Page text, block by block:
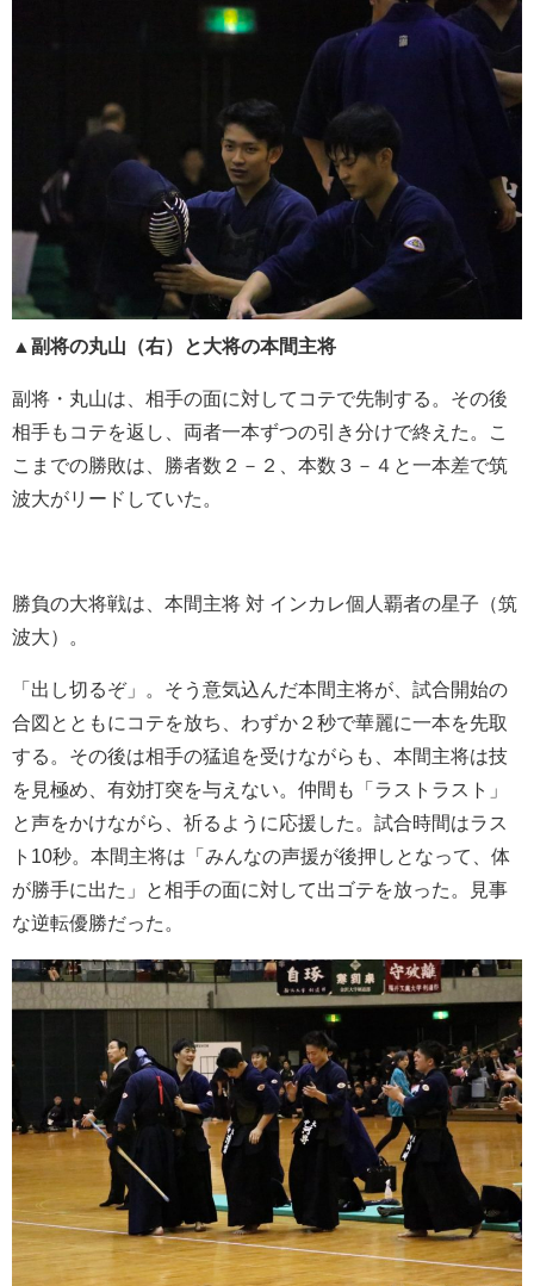
▲副将の丸山（右）と大将の本間主将
副将・丸山は、相手の面に対してコテで先制する。その後
相手もコテを返し、両者一本ずつの引き分けで終えた。こ
こまでの勝敗は、勝者数２－２、本数３－４と一本差で筑
波大がリードしていた。
勝負の大将戦は、本間主将 対 インカレ個人覇者の星子（筑
波大）。
「出し切るぞ」。そう意気込んだ本間主将が、試合開始の
合図とともにコテを放ち、わずか２秒で華麗に一本を先取
する。その後は相手の猛追を受けながらも、本間主将は技
を見極め、有効打突を与えない。仲間も「ラストラスト」
と声をかけながら、祈るように応援した。試合時間はラス
ト10秒。本間主将は「みんなの声援が後押しとなって、体
が勝手に出た」と相手の面に対して出ゴテを放った。見事
な逆転優勝だった。